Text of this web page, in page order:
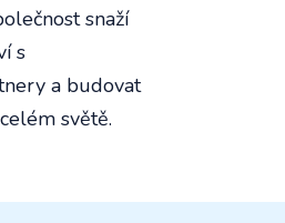
snaží
s
a budovat
světě.